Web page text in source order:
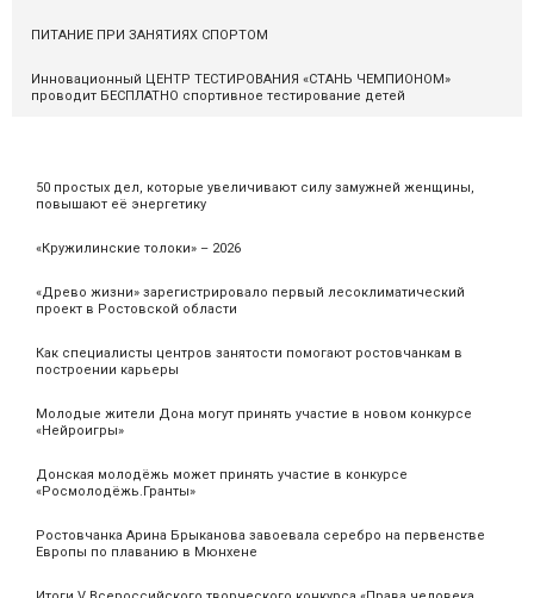
50 простых дел, которые увеличивают силу замужней женщины,
повышают её энергетику
«Кружилинские толоки» – 2026
«Древо жизни» зарегистрировало первый лесоклиматический
проект в Ростовской области
Как специалисты центров занятости помогают ростовчанкам в
построении карьеры
Молодые жители Дона могут принять участие в новом конкурсе
«Нейроигры»
Донская молодёжь может принять участие в конкурсе
«Росмолодёжь.Гранты»
Ростовчанка Арина Брыканова завоевала серебро на первенстве
Европы по плаванию в Мюнхене
ПИТАНИЕ ПРИ ЗАНЯТИЯХ СПОРТОМ
Инновационный ЦЕНТР ТЕСТИРОВАНИЯ «СТАНЬ ЧЕМПИОНОМ»
проводит БЕСПЛАТНО спортивное тестирование детей